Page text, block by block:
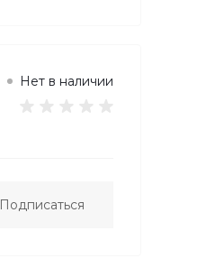
Нет в наличии
Подписаться